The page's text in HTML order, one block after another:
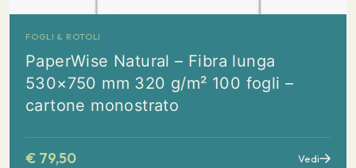
FOGLI & ROTOLI
PaperWise Natural – Fibra lunga
530×750 mm 320 g/m² 100 fogli –
cartone monostrato
€ 79,50 Vedi